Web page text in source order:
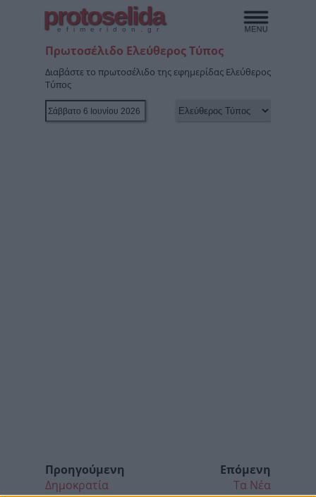
protoselida
efimeridon.gr
Πρωτοσέλιδο Ελεύθερος Τύπος
Διαβάστε το πρωτοσέλιδο της εφημερίδας Ελεύθερος
Τύπος
Προηγούμενη
Δημοκρατία
Επόμενη
Τα Νέα